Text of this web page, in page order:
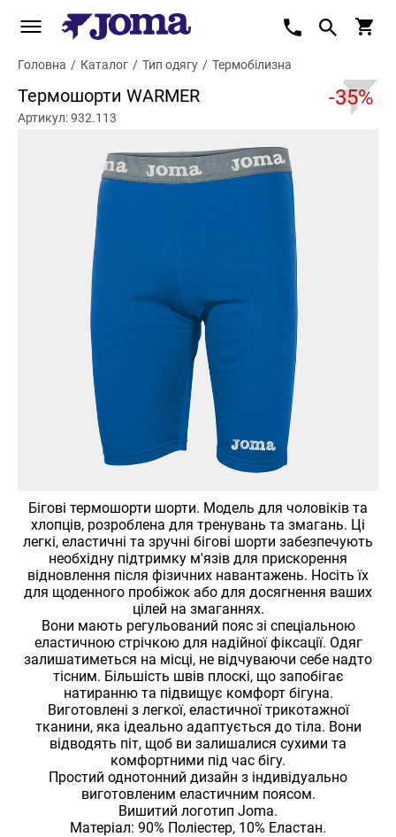
Головна / Каталог / Тип одягу / Термобілизна
Термошорти WARMER -35%
Артикул: 932.113
Бігові термошорти шорти. Модель для чоловіків та
хлопців, розроблена для тренувань та змагань. Ці
легкі, еластичні та зручні бігові шорти забезпечують
необхідну підтримку м'язів для прискорення
відновлення після фізичних навантажень. Носіть їх
для щоденного пробіжок або для досягнення ваших
цілей на змаганнях.
Вони мають регульований пояс зі спеціальною
еластичною стрічкою для надійної фіксації. Одяг
залишатиметься на місці, не відчуваючи себе надто
тісним. Більшість швів плоскі, що запобігає
натиранню та підвищує комфорт бігуна.
Виготовлені з легкої, еластичної трикотажної
тканини, яка ідеально адаптується до тіла. Вони
відводять піт, щоб ви залишалися сухими та
комфортними під час бігу.
Простий однотонний дизайн з індивідуально
виготовленим еластичним поясом.
Вишитий логотип Joma.
Матеріал: 90% Поліестер, 10% Еластан.